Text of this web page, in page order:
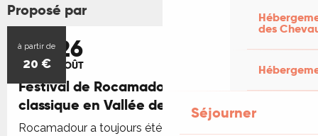
des
Séjourner
Proposé par
à partir de
20 €
15
AOÛT
26
AOÛT
Festival de Rocamadour - Musique
classique en Vallée de la Dordogne
Rocamadour a toujours été un lieu de rencontre. Un